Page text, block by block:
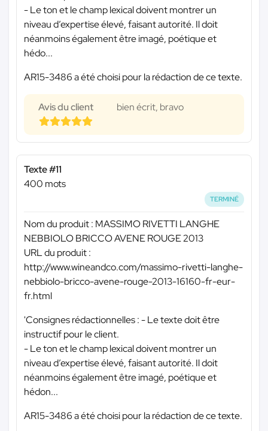
- Le ton et le champ lexical doivent montrer un
niveau d’expertise élevé, faisant autorité. Il doit
néanmoins également être imagé, poétique et
hédo...
AR15-3486 a été choisi pour la rédaction de ce texte.
Avis du client bien écrit, bravo
Texte #11
400 mots
TERMINÉ
Nom du produit : MASSIMO RIVETTI LANGHE
NEBBIOLO BRICCO AVENE ROUGE 2013
URL du produit :
http://www.wineandco.com/massimo-rivetti-langhe-
nebbiolo-bricco-avene-rouge-2013-16160-fr-eur-
fr.html
'Consignes rédactionnelles : - Le texte doit être
instructif pour le client.
- Le ton et le champ lexical doivent montrer un
niveau d’expertise élevé, faisant autorité. Il doit
néanmoins également être imagé, poétique et
hédon...
AR15-3486 a été choisi pour la rédaction de ce texte.